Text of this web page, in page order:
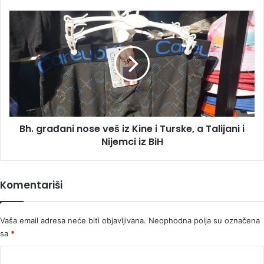
Balkana
nose
veš
iz
Turske,
a
Talijani
Bh. građani nose veš iz Kine i Turske, a Talijani i
Nijemci iz BiH
Komentariši
Vaša email adresa neće biti objavljivana. Neophodna polja su označena
sa *